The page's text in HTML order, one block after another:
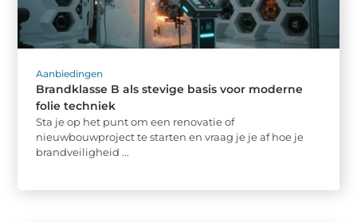
Aanbiedingen
Brandklasse B als stevige basis voor moderne
folie techniek
Sta je op het punt om een renovatie of
nieuwbouwproject te starten en vraag je je af hoe je
brandveiligheid ...